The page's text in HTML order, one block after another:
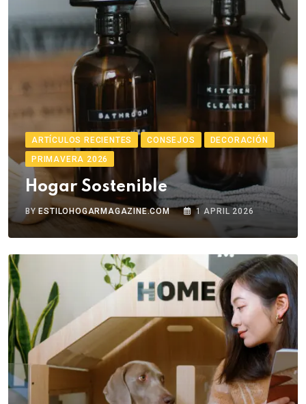
ARTÍCULOS RECIENTES CONSEJOS
DECORACIÓN
PRIMAVERA 2026
Hogar Sostenible
BYESTILOHOGARMAGAZINE.COM 1 APRIL 2026